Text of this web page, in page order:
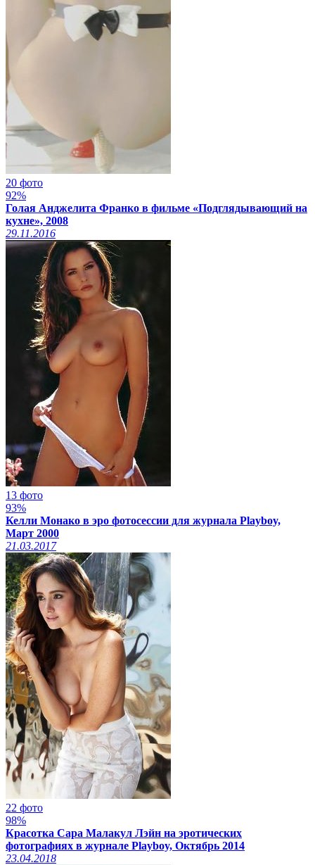
20 фото
92%
Голая Анджелита Франко в фильме «Подглядывающий на
кухне», 2008
29.11.2016
13 фото
93%
Келли Монако в эро фотосессии для журнала Playboy,
Март 2000
21.03.2017
22 фото
98%
Красотка Сара Малакул Лэйн на эротических
фотографиях в журнале Playboy, Октябрь 2014
23.04.2018